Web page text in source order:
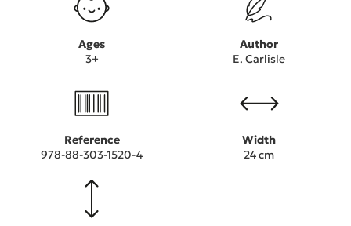
Ages
3+
Author
E. Carlisle
Reference
978-88-303-1520-4
Width
24 cm